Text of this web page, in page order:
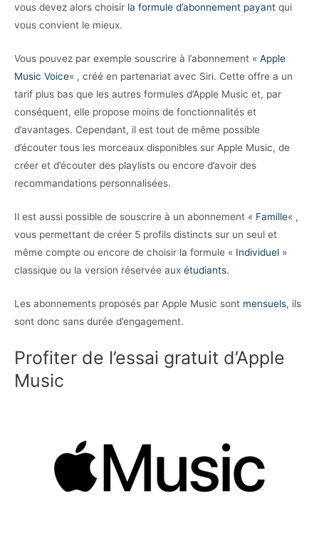
vous devez alors choisir la formule d’abonnement payant qui
vous convient le mieux.
Vous pouvez par exemple souscrire à l’abonnement « Apple
Music Voice« , créé en partenariat avec Siri. Cette offre a un
tarif plus bas que les autres formules d’Apple Music et, par
conséquent, elle propose moins de fonctionnalités et
d’avantages. Cependant, il est tout de même possible
d’écouter tous les morceaux disponibles sur Apple Music, de
créer et d’écouter des playlists ou encore d’avoir des
recommandations personnalisées.
Il est aussi possible de souscrire à un abonnement « Famille« ,
vous permettant de créer 5 profils distincts sur un seul et
même compte ou encore de choisir la formule « Individuel »
classique ou la version réservée aux étudiants.
Les abonnements proposés par Apple Music sont mensuels, ils
sont donc sans durée d’engagement.
Profiter de l’essai gratuit d’Apple
Music